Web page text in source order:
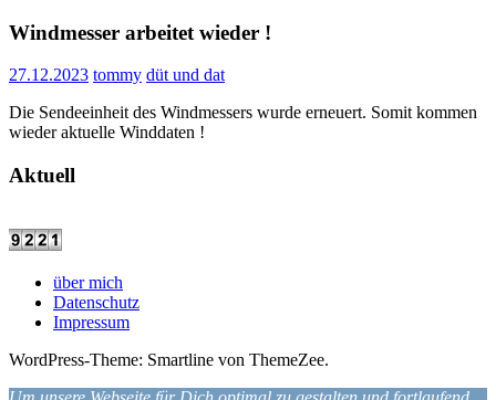
Windmesser arbeitet wieder !
27.12.2023 tommy düt und dat
Die Sendeeinheit des Windmessers wurde erneuert. Somit kommen
wieder aktuelle Winddaten !
Aktuell
über mich
Datenschutz
Impressum
WordPress-Theme: Smartline von ThemeZee.